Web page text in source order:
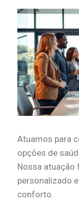
Atuamos para
opções de
Nossa atuação
personalizado
conforto.